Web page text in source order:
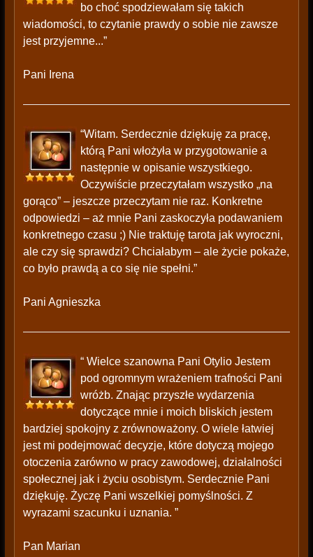
bo choć spodziewałam się takich
wiadomości, to czytanie prawdy o sobie nie zawsze
jest przyjemne...”
Pani Irena
“Witam. Serdecznie dziękuję za pracę,
którą Pani włożyła w przygotowanie a
następnie w opisanie wszystkiego.
Oczywiście przeczytałam wszystko „na
gorąco” – jeszcze przeczytam nie raz. Konkretne
odpowiedzi – aż mnie Pani zaskoczyła podawaniem
konkretnego czasu ;) Nie traktuję tarota jak wyroczni,
ale czy się sprawdzi? Chciałabym – ale życie pokaże,
co było prawdą a co się nie spełni.”
Pani Agnieszka
“ Wielce szanowna Pani Otylio Jestem
pod ogromnym wrażeniem trafności Pani
wróżb. Znając przyszłe wydarzenia
dotyczące mnie i moich bliskich jestem
bardziej spokojny z zrównoważony. O wiele łatwiej
jest mi podejmować decyzje, które dotyczą mojego
otoczenia zarówno w pracy zawodowej, działalności
społecznej jak i życiu osobistym. Serdecznie Pani
dziękuję. Życzę Pani wszelkiej pomyślności. Z
wyrazami szacunku i uznania. ”
Pan Marian